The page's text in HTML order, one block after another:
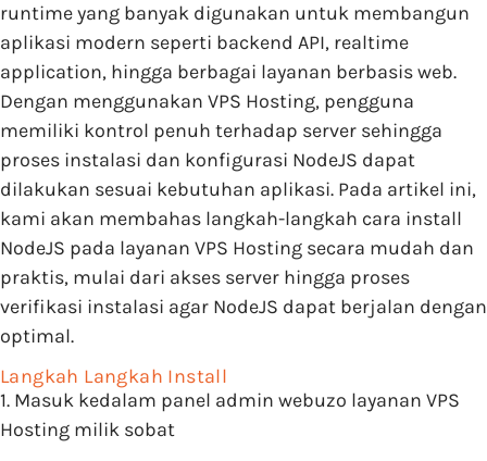
runtime yang banyak digunakan untuk membangun
aplikasi modern seperti backend API, realtime
application, hingga berbagai layanan berbasis web.
Dengan menggunakan VPS Hosting, pengguna
memiliki kontrol penuh terhadap server sehingga
proses instalasi dan konfigurasi NodeJS dapat
dilakukan sesuai kebutuhan aplikasi. Pada artikel ini,
kami akan membahas langkah-langkah cara install
NodeJS pada layanan VPS Hosting secara mudah dan
praktis, mulai dari akses server hingga proses
verifikasi instalasi agar NodeJS dapat berjalan dengan
optimal.
Langkah Langkah Install
1. Masuk kedalam panel admin webuzo layanan VPS
Hosting milik sobat